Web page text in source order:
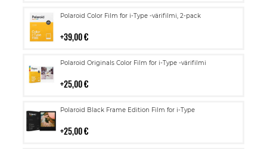
Polaroid Color Film for i-Type -värifilmi, 2-pack
39,00 €
Lisää
Polaroid Originals Color Film for i-Type -värifilmi
25,00 €
Lisää
Polaroid Black Frame Edition Film for i-Type
25,00 €
Lisää